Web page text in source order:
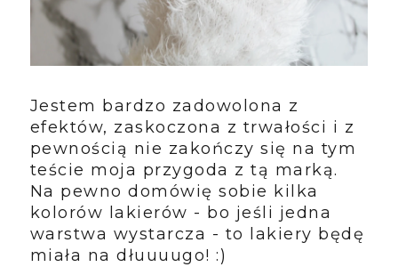
Jestem bardzo zadowolona z
efektów, zaskoczona z trwałości i z
pewnością nie zakończy się na tym
teście moja przygoda z tą marką.
Na pewno domówię sobie kilka
kolorów lakierów - bo jeśli jedna
warstwa wystarcza - to lakiery będę
miała na dłuuuugo! :)